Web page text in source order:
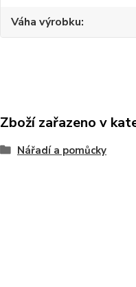
Váha výrobku
Zboží zařazeno v
Nářadí a pomůcky